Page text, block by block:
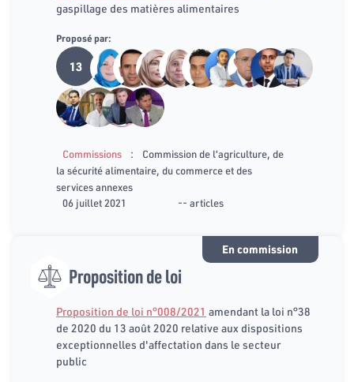
gaspillage des matières alimentaires
Proposé par:
13
Commissions :
Commission de l’agriculture, de
la sécurité alimentaire, du commerce et des
services annexes
06 juillet 2021
-- articles
En commission
Proposition de loi
Proposition de loi n°008/2021 amendant la loi n°38
de 2020 du 13 août 2020 relative aux dispositions
exceptionnelles d'affectation dans le secteur
public